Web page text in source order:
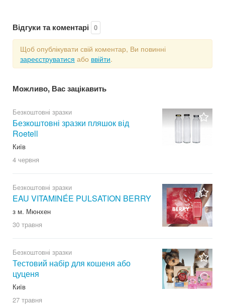
Відгуки та коментарі 0
Щоб опублікувати свій коментар, Ви повинні
зареєструватися або ввійти.
Можливо, Вас зацікавить
Безкоштовні зразки
Безкоштовні зразки пляшок від
Roetell
Київ
4 червня
Безкоштовні зразки
EAU VITAMINÉE PULSATION BERRY
з м. Мюнхен
30 травня
Безкоштовні зразки
Тестовий набір для кошеня або
цуценя
Київ
27 травня